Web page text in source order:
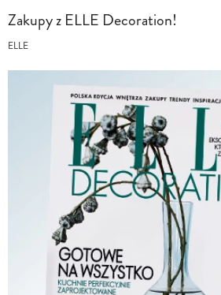
Zakupy z ELLE Decoration!
ELLE